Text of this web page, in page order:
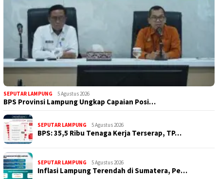
SEPUTAR LAMPUNG 5 Agustus 2026
BPS Provinsi Lampung Ungkap Capaian Posi…
SEPUTAR LAMPUNG 5 Agustus 2026
BPS: 35,5 Ribu Tenaga Kerja Terserap, TP…
SEPUTAR LAMPUNG 5 Agustus 2026
Inflasi Lampung Terendah di Sumatera, Pe…